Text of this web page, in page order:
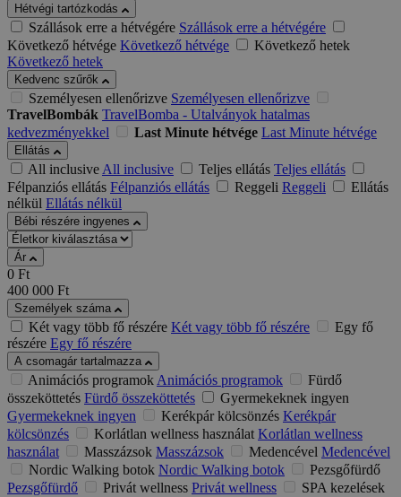
Hétvégi tartózkodás
Szállások erre a hétvégére Szállások erre a hétvégére
Következő hétvége Következő hétvége
Következő hetek
Következő hetek
Kedvenc szűrők
Személyesen ellenőrizve Személyesen ellenőrizve
TravelBombák TravelBomba - Utalványok hatalmas
kedvezményekkel
Last Minute hétvége Last Minute hétvége
Ellátás
All inclusiveAll inclusive Teljes ellátás Teljes ellátás
Félpanziós ellátás Félpanziós ellátás Reggeli Reggeli
Ellátás
nélkül Ellátás nélkül
Bébi részére ingyenes
Ár
0 Ft
400 000 Ft
Személyek száma
Két vagy több fő részére Két vagy több fő részére
Egy fő
részére Egy fő részére
A csomagár tartalmazza
Animációs programokAnimációs programok
Fürdő
összeköttetés Fürdő összeköttetés
Gyermekeknek ingyen
Gyermekeknek ingyen
Kerékpár kölcsönzés Kerékpár
kölcsönzés
Korlátlan wellness használat Korlátlan wellness
használat
Masszázsok Masszázsok Medencével Medencével
Nordic Walking botok Nordic Walking botok
Pezsgőfürdő
Pezsgőfürdő
Privát wellness Privát wellness
SPA kezelések